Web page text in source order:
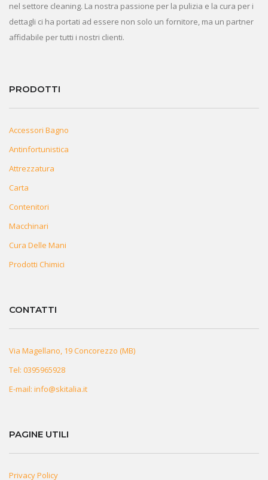
nel settore cleaning. La nostra passione per la pulizia e la cura per i
dettagli ci ha portati ad essere non solo un fornitore, ma un partner
affidabile per tutti i nostri clienti.
PRODOTTI
Accessori Bagno
Antinfortunistica
Attrezzatura
Carta
Contenitori
Macchinari
Cura Delle Mani
Prodotti Chimici
CONTATTI
Via Magellano, 19 Concorezzo (MB)
Tel: 0395965928
E-mail: info@skitalia.it
PAGINE UTILI
Privacy Policy